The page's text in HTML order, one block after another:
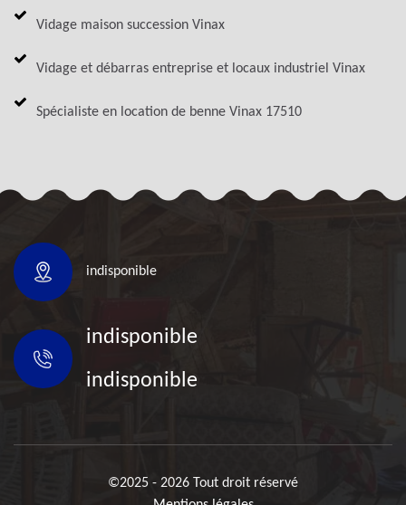
Vidage maison succession Vinax
Vidage et débarras entreprise et locaux industriel Vinax
Spécialiste en location de benne Vinax 17510
indisponible
indisponible
indisponible
©2025 - 2026 Tout droit réservé